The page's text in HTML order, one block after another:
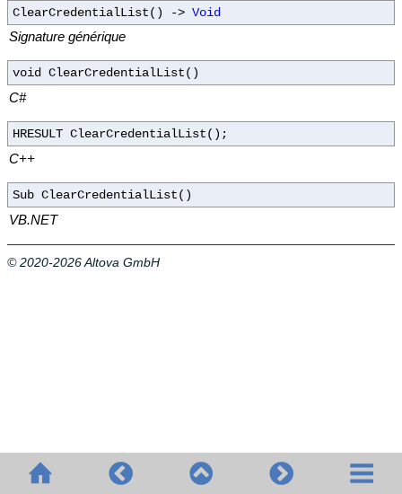
ClearCredentialList() ->Void
Signature générique
void ClearCredentialList()
C#
HRESULT ClearCredentialList();
C++
Sub ClearCredentialList()
VB.NET
© 2020-2026 Altova GmbH